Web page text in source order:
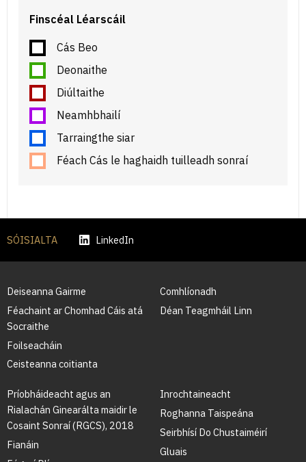
Finscéal Léarscáil
Cás Beo
Deonaithe
Diúltaithe
Neamhbhailí
Tarraingthe siar
Féach Cás le haghaidh tuilleadh sonraí
SÓISIALTA LinkedIn
Deiseanna Gairme
Féachaint ar Chomhad Cáis atá
Socraithe
Foilseacháin
Ceisteanna coitianta
Comhlíonadh
Déan Teagmháil Linn
Príobháideacht agus an
Rialachán Ginearálta maidir le
Cosaint Sonraí (RGCS), 2018
Fianáin
Inrochtaineacht
Roghanna Taispeána
Seirbhísí Do Chustaiméirí
Gluais